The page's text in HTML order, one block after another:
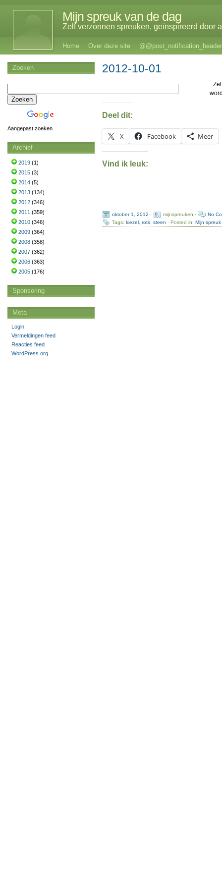
Mijn spreuk van de dag
Zelf verzonnen spreuken, geïnspireerd door
Home Over deze site @@post_notification_header
2012-10-01
Deel dit:
X Facebook Meer
Vind ik leuk:
oktober 1, 2012 · mijnspreuken ·
No
Tags: kiezel, rots, steen · Posted in: Mijn
Zoeken
Aangepast zoeken
Archief
2019 (1)
2015 (3)
2014 (5)
2013 (134)
2012 (346)
2011 (359)
2010 (346)
2009 (364)
2008 (358)
2007 (362)
2006 (363)
2005 (176)
Sponsoring
Meta
Login
Vermeldingen feed
Reacties feed
WordPress.org